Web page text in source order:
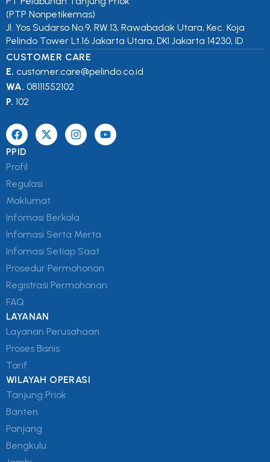
(PTP Nonpetikemas)
Jl. Yos Sudarso No.9, RW.13, Rawabadak Utara, Kec. Koja
Pelindo Tower Lt.16 Jakarta Utara, DKI Jakarta 14230, ID
CUSTOMER CARE
E. customer.care@pelindo.co.id
WA. 08111552102
P. 102
PPID
Profil
Regulasi
Maklumat
Infomasi Berkala
Infomasi Serta Merta
Infomasi Setiap Saat
Prosedur Permohonan
Registrasi Permohonan
FAQ
LAYANAN
Layanan Perusahaan
Proses Bisnis
Tarif
WILAYAH OPERASI
Tanjung Priok
Banten
Panjang
Bengkulu